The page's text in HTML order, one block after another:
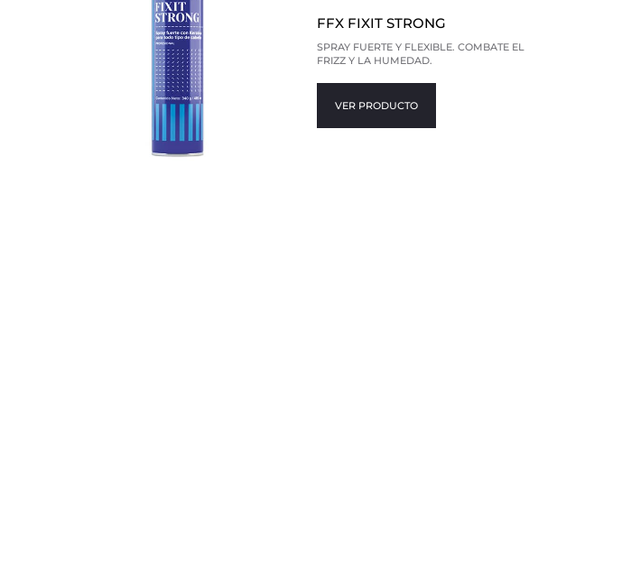
FFX FIXIT STRONG
SPRAY FUERTE Y FLEXIBLE. COMBATE EL
FRIZZ Y LA HUMEDAD.
VER PRODUCTO